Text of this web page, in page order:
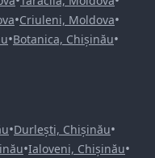
•Criuleni, Moldova•
•Botanica, Chișinău•
•Durlești, Chișinău•
•Ialoveni, Chișinău•